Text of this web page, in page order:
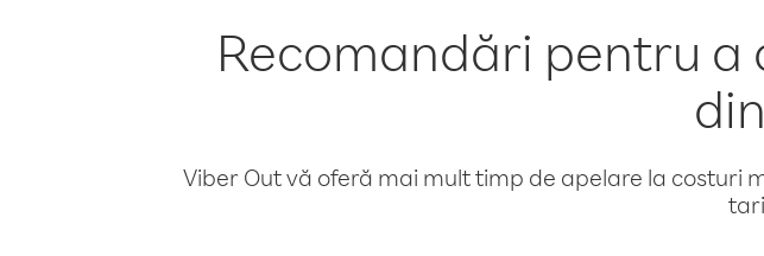
Recomandări pentru a
Viber Out vă oferă mai mult timp de apelare la costuri